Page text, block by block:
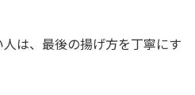
は、最後の揚げ方を丁寧にす